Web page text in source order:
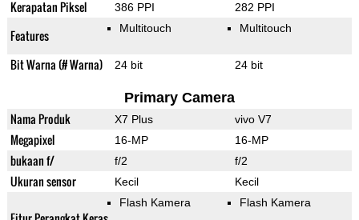
Kerapatan Piksel 386 PPI 282 PPI
Features Multitouch Multitouch
Bit Warna (# Warna) 24 bit 24 bit
Primary Camera
Nama Produk X7 Plus vivo V7
Megapixel 16-MP 16-MP
bukaan f/ f/2 f/2
Ukuran sensor Kecil Kecil
Flash Kamera Flash Kamera